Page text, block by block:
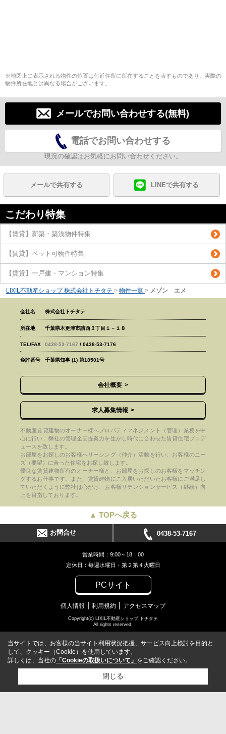
※地図上に表示される物件の位置は付近住所に所在することを表すものであり、実際の
物件所在地とは異なる場合がございます。
メールでお問い合わせする(無料)
電話でお問い合わせする
現況の確認はお気軽にお問い合わせください。
メールで共有する LINEで共有する
こだわり特集
【賃貸】新築・築浅物件特集
【賃貸】ペット可物件特集
【賃貸】一戸建・マンション特集
LIXIL不動産ショップ 株式会社トチタテ > 物件一覧 > メゾン エメ
会社名 株式会社トチタテ
所在地 千葉県木更津市請西３丁目１－１８
TEL/FAX 0438-53-7167 / 0438-53-7176
免許番号 千葉県知事 (1) 第18501号
会社概要
求人募集情報
不動産賃貸建物のオーナー様へプロパティマネジメント（管理）業務を中
心に行い、弊社の管理企画提案力を生かし時代に合わせた賃貸住宅プロデ
ュースを致します。
お部屋をお探しのお客様へリーシング（仲介）活動を行い、お客様のニー
ズ（要望）に合った住宅をお探し致します。
優良な賃貸建物所有のオーナー様と、お部屋をお探しのお客様をマッチン
グするお仕事です。また、賃貸建物にご入居いただいたお客様にご満足し
ていただくように弊社は心がけ、お客様リテンションサービス（継続）向
上を目指しております。
▲ TOPへ戻る
お問合せ 0438-53-7167
営業時間：9:00～18：00
定休日：毎週水曜日・第２第４火曜日
PCサイト
個人情報 利用規約 アクセスマップ
Copyright(c) LIXIL不動産ショップ トチタテ
All rights reserved.
当サイトでは、お客様の当サイト利用状況把握、サービス向上検討を目的と
して、クッキー（Cookie）を使用しています。
詳しくは、当社の 「Cookieの取扱いについて」 をご確認ください。
閉じる